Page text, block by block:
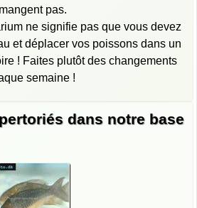
pas.
ne signifie pas que vous devez
et déplacer vos poissons dans un
! Faites plutôt des changements
semaine !
dans notre base